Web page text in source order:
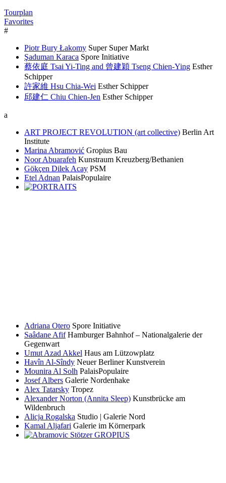
Tourplan
Favorites
#
Piotr Bury Łakomy Super Super Markt
Şaduman Karaca Spore Initiative
蔡依庭 Tsai Yi-Ting and 曾建穎 Tseng Chien-Ying Esther
Schipper
許家維 Hsu Chia-Wei Esther Schipper
邱建仁 Chiu Chien-Jen Esther Schipper
a
ART PROJECT REVOLUTION (art collective) Berlin Art
Institute
Marina Abramović Gropius Bau
Noor Abuarafeh Kunstraum Kreuzberg/Bethanien
Gökçen Dilek Acay PSM
Etel Adnan PalaisPopulaire
Adriana Otero Spore Initiative
Saâdane Afif Hamburger Bahnhof – Nationalgalerie der
Gegenwart
Umut Azad Akkel Haus am Lützowplatz
Havîn Al-Sîndy Neuer Berliner Kunstverein
Mounira Al Solh PalaisPopulaire
Josef Albers Galerie Nordenhake
Alex Tatarsky Tropez
Alexander Norton (Annita Sleep) Kunstbrücke am
Wildenbruch
Alicja Rogalska Studio | Galerie Nord
Kamal Aljafari Galerie im Körnerpark